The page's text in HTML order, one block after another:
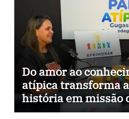
Do amor ao
atípica transforma
história em missão
através da